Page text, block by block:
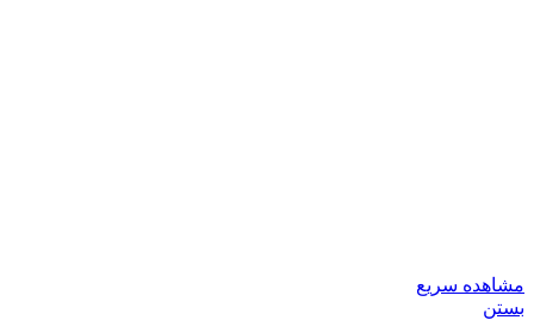
مشاهده سریع
بستن